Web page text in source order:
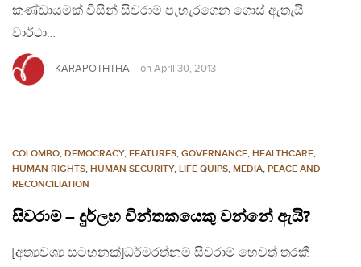
කණ්ඩායමක් විසින් සිවරාම් පැහැරගෙන ගොස් ඇතැයි
වාර්ථා…
KARAPOTHTHA on April 30, 2013
COLOMBO, DEMOCRACY, FEATURES, GOVERNANCE, HEALTHCARE,
HUMAN RIGHTS, HUMAN SECURITY, LIFE QUIPS, MEDIA, PEACE AND
RECONCILIATION
සිවරාම් – දුර්ලභ චින්තකයෙකු වන්නේ ඇයි?
[අත්‍යවශ්‍ය සටහනක්]ධර්මරත්නම් සිවරාම් හෙවත් තරකී